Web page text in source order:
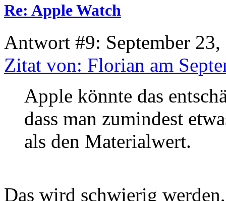
Re: Apple Watch
Antwort #9: September
Zitat von: Florian am
Apple könnte das
dass man zumindest
als den Materialwert.
Das wird schwierig